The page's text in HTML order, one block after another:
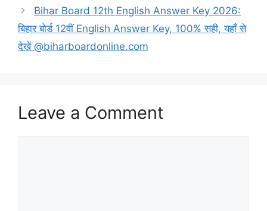
Bihar Board 12th English Answer Key 2026:
बिहार बोर्ड 12वीं English Answer Key, 100% सही, यहाँ से
देखें @biharboardonline.com
Leave a Comment